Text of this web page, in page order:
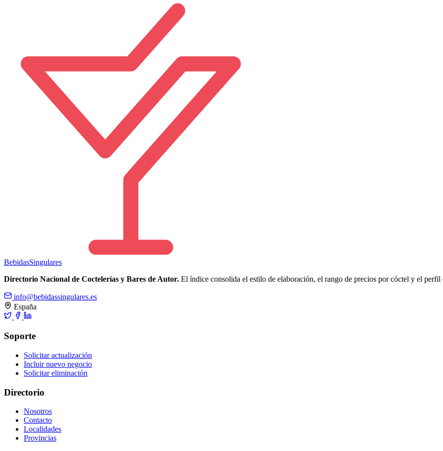
BebidasSingulares
Directorio Nacional de Coctelerías y Bares de Autor. El índice consolida el estilo de elaboración, el rango de precios por cóctel y el
info@bebidassingulares.es
España
Soporte
Solicitar actualización
Incluir nuevo negocio
Solicitar eliminación
Directorio
Nosotros
Contacto
Localidades
Provincias